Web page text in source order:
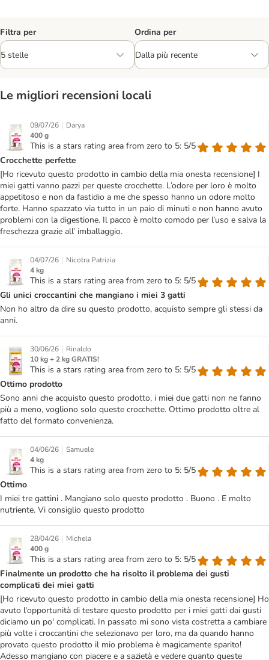
Filtra per Ordina per
Le migliori recensioni locali
09/07/26 | Darya
400 g
This is a stars rating area from zero to 5: 5/5
Crocchette perfette
[Ho ricevuto questo prodotto in cambio della mia onesta recensione] I
miei gatti vanno pazzi per queste crocchette. L’odore per loro è molto
appetitoso e non da fastidio a me che spesso hanno un odore molto
forte. Hanno spazzato via tutto in un paio di minuti e non hanno avuto
problemi con la digestione. Il pacco è molto comodo per l’uso e salva la
freschezza grazie all’ imballaggio.
04/07/26 | Nicotra Patrizia
4 kg
This is a stars rating area from zero to 5: 5/5
Gli unici croccantini che mangiano i miei 3 gatti
Non ho altro da dire su questo prodotto, acquisto sempre gli stessi da
anni.
30/06/26 | Rinaldo
10 kg + 2 kg GRATIS!
This is a stars rating area from zero to 5: 5/5
Ottimo prodotto
Sono anni che acquisto questo prodotto, i miei due gatti non ne fanno
più a meno, vogliono solo queste crocchette. Ottimo prodotto oltre al
fatto del formato convenienza.
04/06/26 | Samuele
4 kg
This is a stars rating area from zero to 5: 5/5
Ottimo
I miei tre gattini . Mangiano solo questo prodotto . Buono . E molto
nutriente. Vi consiglio questo prodotto
28/04/26 | Michela
400 g
This is a stars rating area from zero to 5: 5/5
Finalmente un prodotto che ha risolto il problema dei gusti
complicati dei miei gatti
[Ho ricevuto questo prodotto in cambio della mia onesta recensione] Ho
avuto l'opportunità di testare questo prodotto per i miei gatti dai gusti
diciamo un po' complicati. In passato mi sono vista costretta a cambiare
più volte i croccantini che selezionavo per loro, ma da quando hanno
provato questo prodotto il mio problema è magicamente sparito!
Adesso mangiano con piacere e a sazietà e vedere quanto queste